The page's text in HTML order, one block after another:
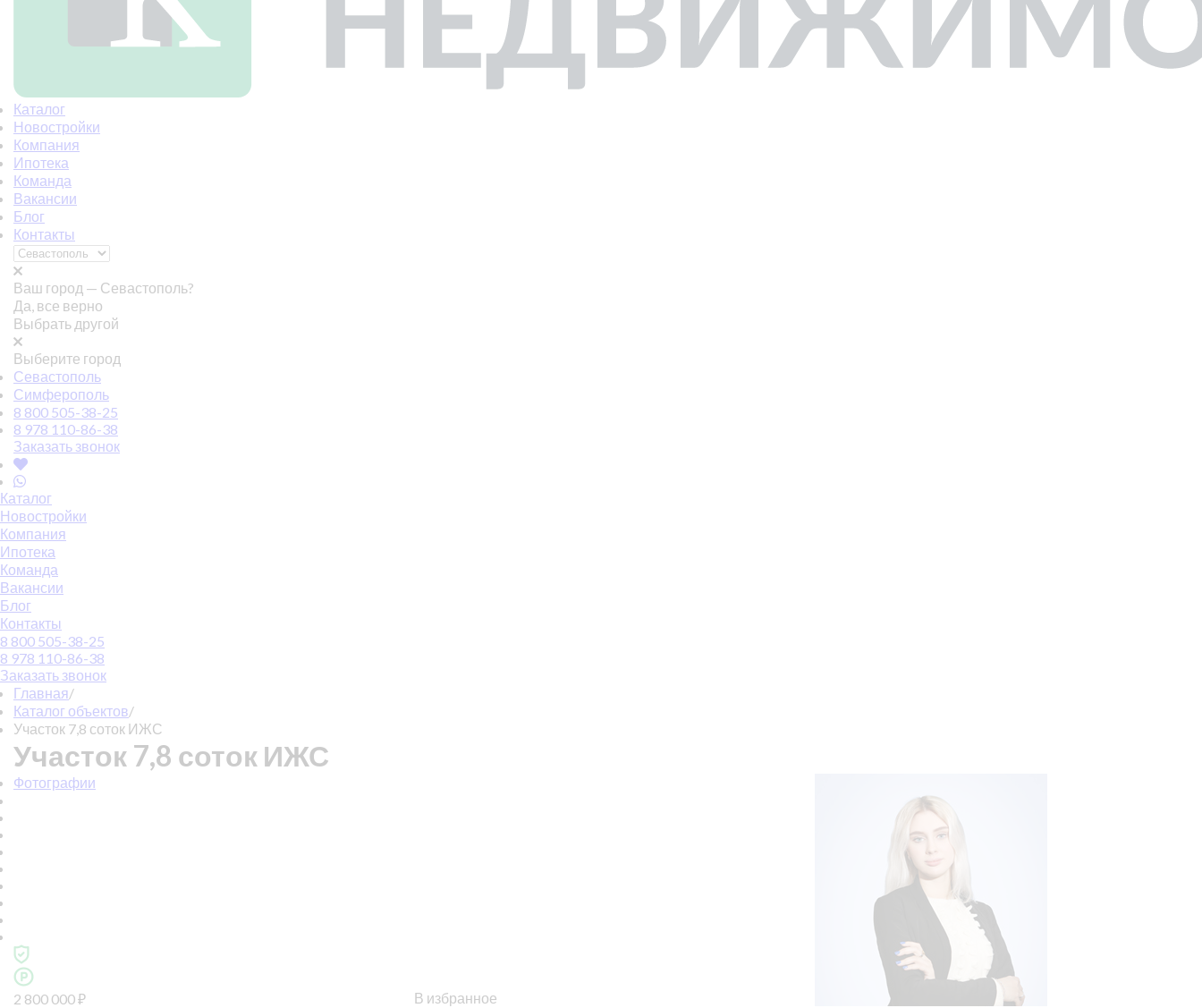
Каталог
Новостройки
Компания
Ипотека
Команда
Вакансии
Блог
Контакты
Ваш город — Севастополь?
Да, все верно
Выбрать другой
Выберите город
Севастополь
Симферополь
8 800 505-38-25
8 978 110-86-38
Заказать звонок
Каталог
Новостройки
Компания
Ипотека
Команда
Вакансии
Блог
Контакты
8 800 505-38-25
8 978 110-86-38
Заказать звонок
Главная/
Каталог объектов/
Участок 7,8 соток ИЖС
Участок 7,8 соток ИЖС
Фотографии
2 800 000₽
В избранное